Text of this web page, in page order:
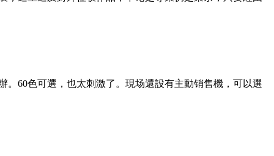
。60色可選，也太刺激了。現场還設有主動销售機，可以選